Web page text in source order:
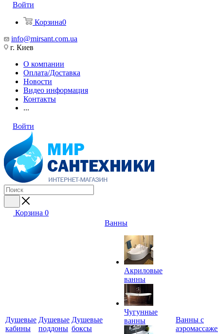
Войти
Корзина0
info@mirsant.com.ua
г. Киев
О компании
Оплата/Доставка
Новости
Видео информация
Контакты
...
Войти
Корзина 0
Душевые
кабины
Душевые
поддоны
Душевые
боксы
Ванны
Акриловые
ванны
Чугунные
ванны
Ванны с